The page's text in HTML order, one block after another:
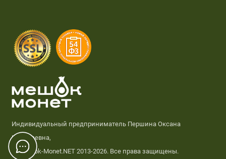
Индивидуальный предприниматель Першина Оксана
Николаевна,
© Meshok-Monet.NET 2013-2026. Все права защищены.